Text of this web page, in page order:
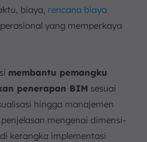
biaya, rencana biaya
yang memperkaya
membantu pemangku
penerapan BIM sesuai
hingga manajemen
mengenai dimensi-
kerangka implementasi